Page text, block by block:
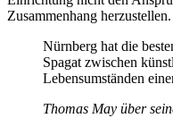
Zusammenhang
Nürnberg hat die
Spagat zwischen
Lebensumständen
Thomas May über